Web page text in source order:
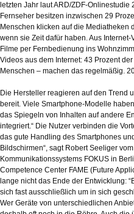
letzten Jahr laut ARD/ZDF-
Fernseher besitzen inzwischen 29
Menschen klicken auf die Mediatheken
wenn sie Zeit dafür haben. Aus
Filme per Fernbedienung ins
Videos aus dem Internet: 43 Prozent
Menschen – machen das regelmäßig.
Die Hersteller reagieren auf den Trend
bereit. Viele Smartphone-Modelle
das Spiegeln von Inhalten auf andere
integriert.“ Die Nutzer verbinden die
das gute Handling des Smartphones
Bildschirmen“, sagt Robert Seeliger
Kommunikationssystems FOKUS in
Competence Center FAME (Future
lange nicht das Ende der Entwicklung:
sich fast ausschließlich um in sich
Wer Geräte von unterschiedlichen